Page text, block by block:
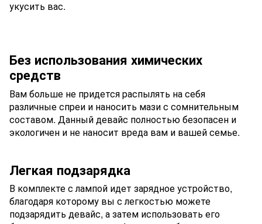
укусить вас.
Без использования химических
средств
Вам больше не придется распылять на себя
различные спреи и наносить мази с сомнительным
составом. Данный девайс полностью безопасен и
экологичен и не наносит вреда вам и вашей семье.
Легкая подзарядка
В комплекте с лампой идет зарядное устройство,
благодаря которому вы с легкостью можете
подзарядить девайс, а затем использовать его